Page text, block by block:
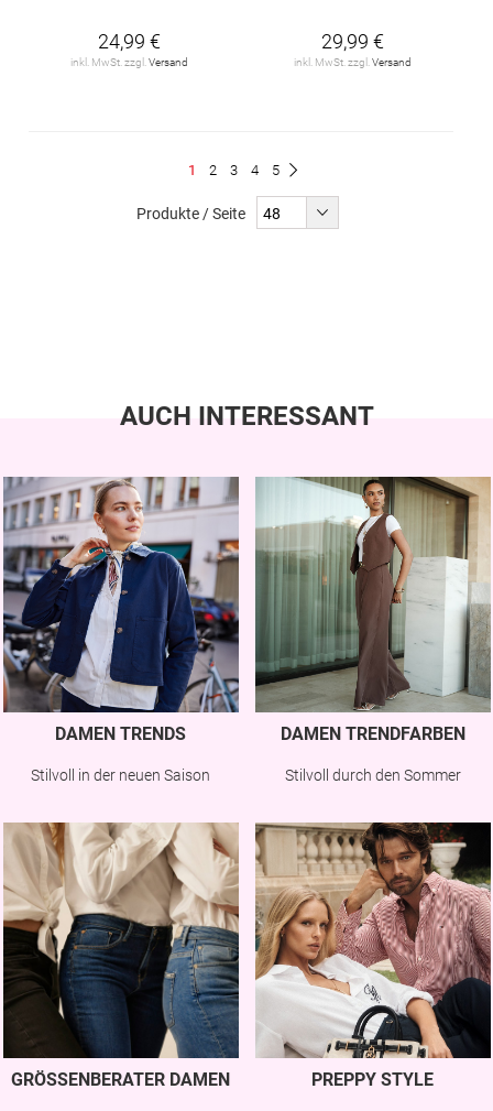
24,99 €
inkl. MwSt. zzgl. Versand
29,99 €
inkl. MwSt. zzgl. Versand
Du
1 Seite
2 Seite
3 Seite
4 Seite
5
Produkte / Seite
AUCH INTERESSANT
DAMEN TRENDS
Stilvoll in der neuen Saison
DAMEN TRENDFARBEN
Stilvoll durch den Sommer
GRÖSSENBERATER DAMEN PREPPY STYLE